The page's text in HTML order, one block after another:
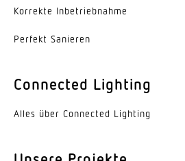
1172 lm
4000 K
Farbabweichung LED
Korrekte Inbe­trieb­nahme
Perfekt Sanieren
Connected Lighting
Alles über Connected Lighting